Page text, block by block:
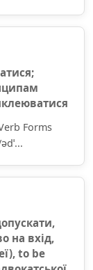
Forms
на вхід,
to be